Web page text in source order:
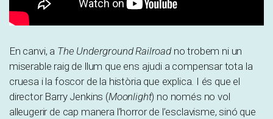
En canvi, a The Underground Railroadno trobem ni un
miserable raig de llum que ens ajudi a compensar tota la
cruesa i la foscor de la història que explica. I és que el
director Barry Jenkins (Moonlight) no només no vol
alleugerir de cap manera l’horror de l’esclavisme, sinó que